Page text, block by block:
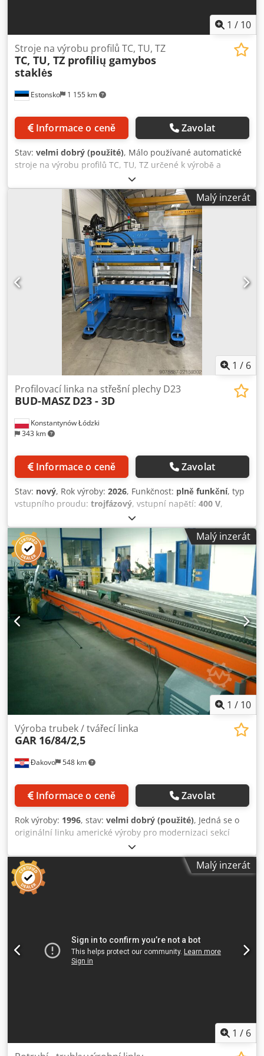
1 / 10
Estonsko 1 155 km
Stroje na výrobu profilů TC, TU, TZ
TC, TU, TZ profilių gamybos
staklės
Informace o ceně Zavolat
Stav: velmi dobrý (použité), Málo používané automatické
stroje na výrobu profilů TC, TU, TZ určené k výrobě a
válcování profilů TC, TU, TZ až do tloušťky kovu 1,5 mm.
Technická specifikace: Vyrobeno v: Estonsko Nastavitelná
výška profilu: 100 – 250 mm Šířka profilu: 50 mm Zahnutý
okraj profilu: 15 mm Minimální tloušťka válcovaného
plechu: 1 mm Maximální tloušťka válcovaného plechu: 1,5
mm Vzdálenost mezi válci: 300 mm Rozměry stroje: 900 x
4000 mm Stroj není vybaven gilotinou ani perforačními
válci. Ovládání je jednoduché, dvěma tlačítky. Pokud
budete mít další dotazy, rádi na ně odpovíme. Dksdpfox Sx
R Sox Aczjr
Malý inzerát
1 / 6
Konstantynów Łódzki
343 km
Profilovací linka na střešní plechy D23
BUD-MASZ D23 - 3D
Informace o ceně Zavolat
Stav: nový, Rok výroby: 2026, Funkčnost: plně funkční, typ
vstupního proudu: trojfázový, vstupní napětí: 400 V,
, hmotnost svitku:
hmotnost:12 000 kg, Stroj k okamžitému odběru. Nabízíme
nový stroj na profilování střešní taškové krytiny D23, 3D
gilotina. Stroj je nový, připravený k odběru. Typ: D23 Rok
výroby: 2026 Sériové číslo: 2502242007 Dedozfi Thjpfx
Aczskr Hmotnost: 12 000 kg Maximální výkon: 24 kW
Napájecí napětí: 3x400 V Kmitočet napájení: (50÷60) Hz
Součásti stroje: Hydraulické odvíjecí zařízení 10 t + křížový
vozík 10 t; Zavádění plechu s kruhovými nůžkami;
Profilovací sekce; Hydraulický lis na lisování; 3D tvarovací
gilotina pro stříhání; Odběrný stůl na plechy 5 m +
manipulační vozík; Ovládací rozvaděč. V případě dotazů
nebo požadavku na další informace nás prosím kontaktujte
Malý inzerát
1 / 10
Đakovo 548 km
Výroba trubek / tvářecí linka
GAR 16/84/2,5
Informace o ceně Zavolat
Rok výroby: 1996, stav: velmi dobrý (použité), Jedná se o
originální linku americké výroby pro modernizaci sekcí
válců pro tažení profilů. Linka americké výroby má desku a
obrovské množství přídavných válců pro tažení trubek! -
Rok výroby - 1996 - Linka používá pulzní svařování TIG pro
ofukování argonem a lze ji modernizovat laserem a
odporově. - Elektrické spotřebiče 30 kW. - Profily - nerezové
m/h - Řezací jednotka - příčný řez ručně nebo pásovou
pilou. Dkedpfx Aeh Ni Dueczjr - Délka linky 12 až 15 metrů.
Malý inzerát
1 / 6